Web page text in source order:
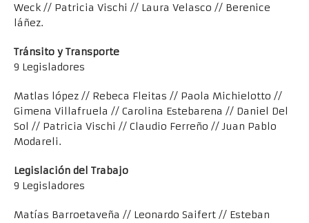
Weck // Patricia Vischi // Laura Velasco // Berenice
láñez.
Tránsito y Transporte
9 Legisladores
Matlas lópez // Rebeca Fleitas // Paola Michielotto //
Gimena Villafruela // Carolina Estebarena // Daniel Del
Sol // Patricia Vischi // Claudio Ferreño // Juan Pablo
Modareli.
Legislación del Trabajo
9 Legisladores
Matías Barroetaveña // Leonardo Saifert // Esteban